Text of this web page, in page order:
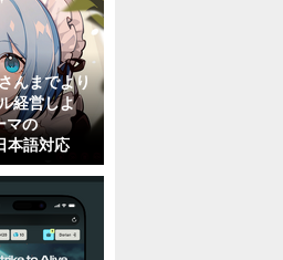
んまでより
経営しよ
マの
本語対応